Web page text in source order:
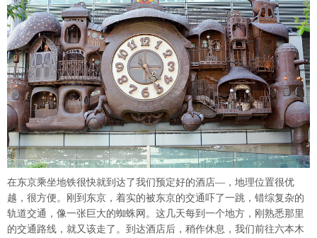
在东京乘坐地铁很快就到达了我们预定好的酒店—，地理位置很优
越，很方便。刚到东京，着实的被东京的交通吓了一跳，错综复杂的
轨道交通，像一张巨大的蜘蛛网。这几天每到一个地方，刚熟悉那里
的交通路线，就又该走了。到达酒店后，稍作休息，我们前往六本木